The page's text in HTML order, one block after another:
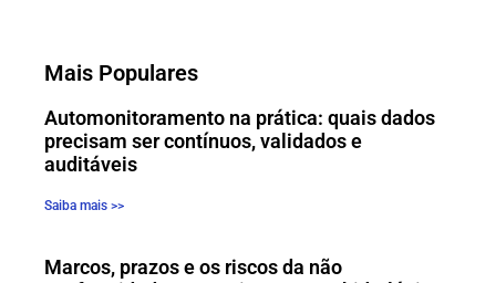
Mais Populares
Automonitoramento na prática: quais dados
precisam ser contínuos, validados e
auditáveis
Saiba mais >>
Marcos, prazos e os riscos da não